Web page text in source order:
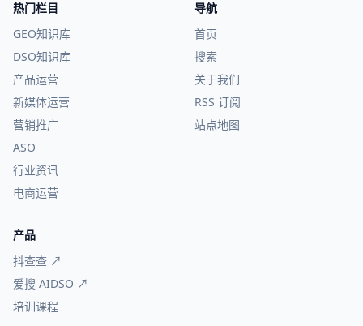
热门栏目
GEO知识库
DSO知识库
产品运营
新媒体运营
营销推广
ASO
行业资讯
电商运营
导航
首页
搜索
关于我们
RSS 订阅
站点地图
产品
抖查查 ↗
爱搜 AIDSO ↗
培训课程